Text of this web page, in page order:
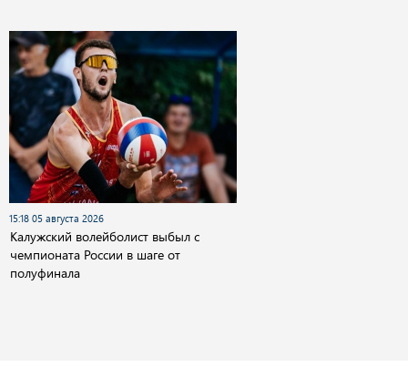
15:18 05 августа 2026
Калужский волейболист выбыл с
чемпионата России в шаге от
полуфинала